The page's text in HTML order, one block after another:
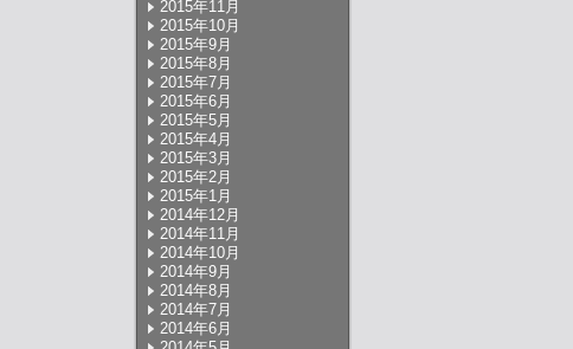
2015年11月
2015年10月
2015年9月
2015年8月
2015年7月
2015年6月
2015年5月
2015年4月
2015年3月
2015年2月
2015年1月
2014年12月
2014年11月
2014年10月
2014年9月
2014年8月
2014年7月
2014年6月